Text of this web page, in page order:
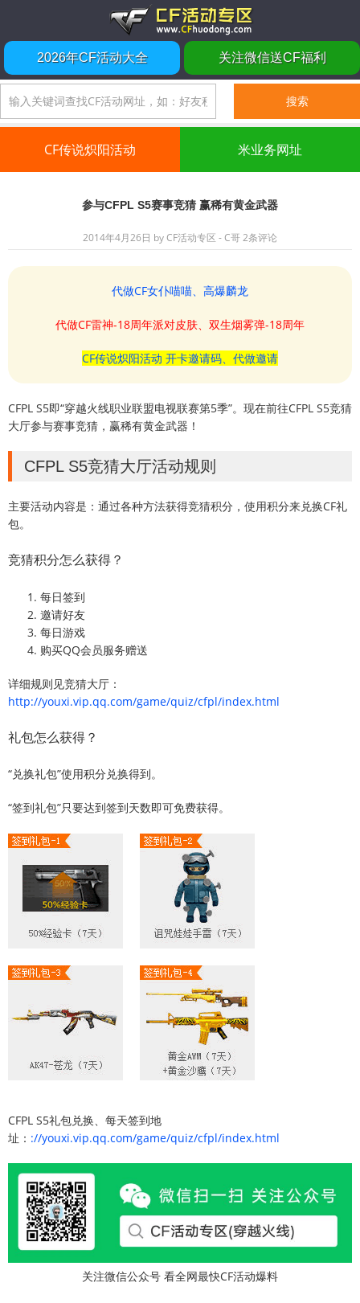
2026年CF活动大全 关注微信送CF福利
CF传说炽阳活动 米业务网址
参与CFPL S5赛事竞猜 赢稀有黄金武器
2014年4月26日 byCF活动专区 - C哥2条评论
代做CF女仆喵喵、高爆麟龙
代做CF雷神-18周年派对皮肤、双生烟雾弹-18周年
CF传说炽阳活动 开卡邀请码、代做邀请
CFPL S5即“穿越火线职业联盟电视联赛第5季”。现在前往CFPL S5竞猜
大厅参与赛事竞猜，赢稀有黄金武器！
CFPL S5竞猜大厅活动规则
主要活动内容是：通过各种方法获得竞猜积分，使用积分来兑换CF礼
包。
竞猜积分怎么获得？
每日签到
邀请好友
每日游戏
购买QQ会员服务赠送
详细规则见竞猜大厅：
http://youxi.vip.qq.com/game/quiz/cfpl/index.html
礼包怎么获得？
“兑换礼包”使用积分兑换得到。
“签到礼包”只要达到签到天数即可免费获得。
CFPL S5礼包兑换、每天签到地
址： ://youxi.vip.qq.com/game/quiz/cfpl/index.html
关注微信公众号 看全网最快CF活动爆料